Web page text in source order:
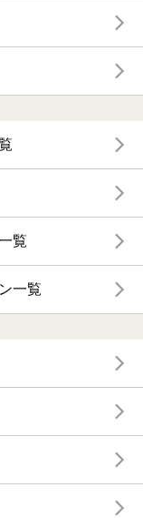
覧
一覧